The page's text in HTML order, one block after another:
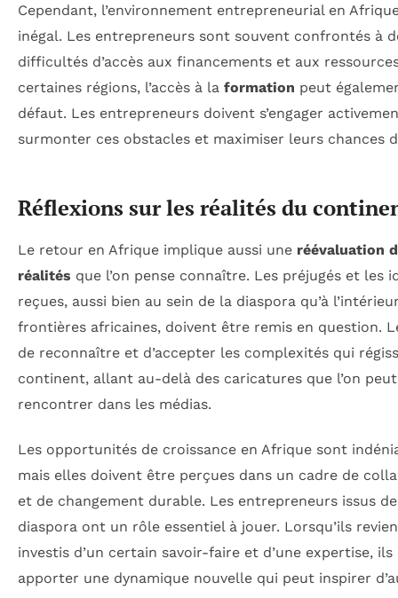
Cependant, l’environnement entrepreneurial en
inégal. Les entrepreneurs sont souvent confrontés à
difficultés d’accès aux financements et aux
certaines régions, l’accès à la formation peut
défaut. Les entrepreneurs doivent s’engager
surmonter ces obstacles et maximiser leurs chances
Réflexions sur les réalités du
Le retour en Afrique implique aussi une réévaluation
réalités que l’on pense connaître. Les préjugés et les
reçues, aussi bien au sein de la diaspora qu’à
frontières africaines, doivent être remis en question.
de reconnaître et d’accepter les complexités qui
continent, allant au-delà des caricatures que l’on peut
rencontrer dans les médias.
Les opportunités de croissance en Afrique sont
mais elles doivent être perçues dans un cadre de
et de changement durable. Les entrepreneurs issus
diaspora ont un rôle essentiel à jouer. Lorsqu’ils
investis d’un certain savoir-faire et d’une expertise, ils
apporter une dynamique nouvelle qui peut inspirer